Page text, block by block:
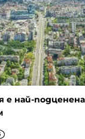
е най-